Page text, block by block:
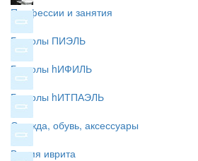
Профессии и занятия
Глаголы ПИЭЛЬ
Глаголы hИФИЛЬ
Глаголы hИТПАЭЛЬ
Одежда, обувь, аксессуары
Время иврита